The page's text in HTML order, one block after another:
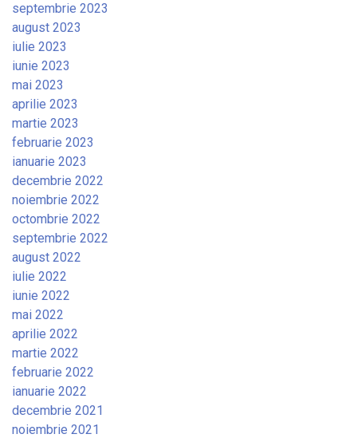
septembrie 2023
august 2023
iulie 2023
iunie 2023
mai 2023
aprilie 2023
martie 2023
februarie 2023
ianuarie 2023
decembrie 2022
noiembrie 2022
octombrie 2022
septembrie 2022
august 2022
iulie 2022
iunie 2022
mai 2022
aprilie 2022
martie 2022
februarie 2022
ianuarie 2022
decembrie 2021
noiembrie 2021